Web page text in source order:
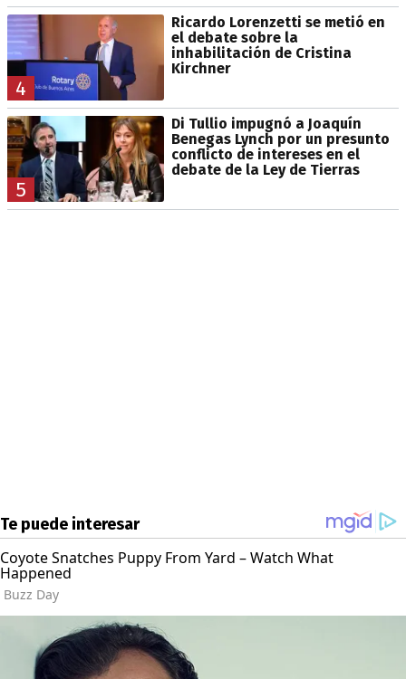
4
Ricardo Lorenzetti se metió en
el debate sobre la
inhabilitación de Cristina
Kirchner
5
Di Tullio impugnó a Joaquín
Benegas Lynch por un presunto
conflicto de intereses en el
debate de la Ley de Tierras